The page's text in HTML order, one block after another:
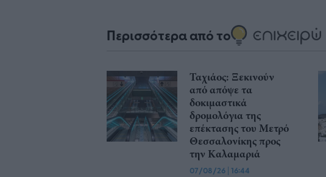
Περισσότερα από το
Ταχιάος: Ξεκινούν
από απόψε τα
δοκιμαστικά
δρομολόγια της
επέκτασης του Μετρό
Θεσσαλονίκης προς
την Καλαμαριά
07/08/26 | 16:44